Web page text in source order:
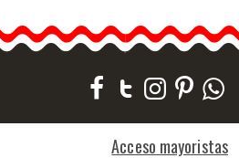
Acceso mayoristas